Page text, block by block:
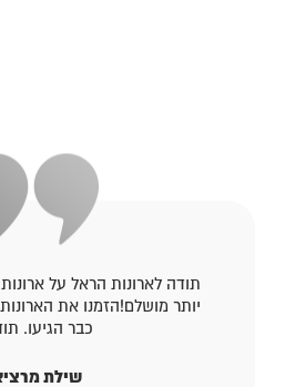
תודה לארונות הראל על
יותר מושלם!הזמנו את
כבר הגיעו.
שילת